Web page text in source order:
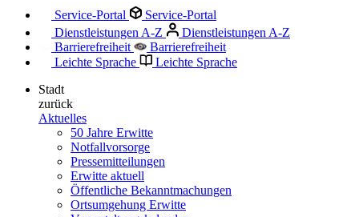
Service-Portal
Service-Portal
Dienstleistungen A-Z
Dienstleistungen A-Z
Barrierefreiheit
Barrierefreiheit
Leichte Sprache
Leichte Sprache
Stadt
zurück
Aktuelles
50 Jahre Erwitte
Notfallvorsorge
Pressemitteilungen
Erwitte aktuell
Öffentliche Bekanntmachungen
Ortsumgehung Erwitte